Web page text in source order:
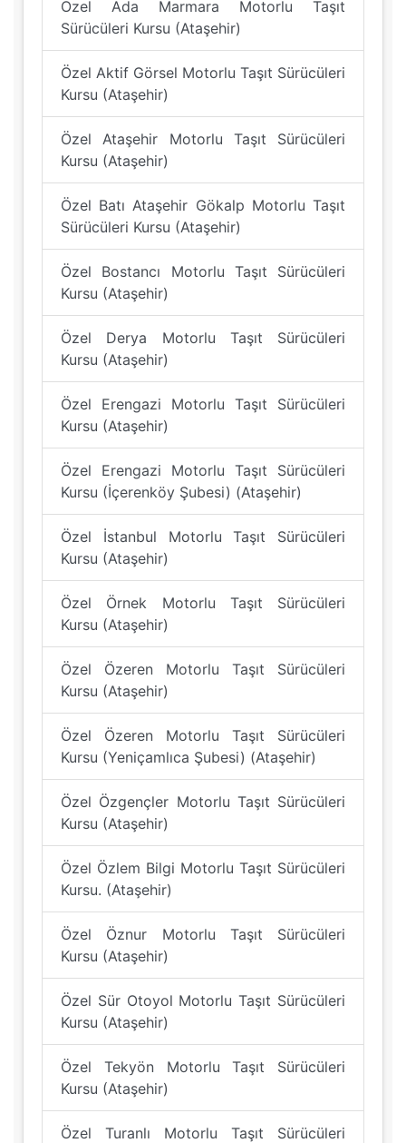
Özel Ada Marmara Motorlu Taşıt
Sürücüleri Kursu (Ataşehir)
Özel Aktif Görsel Motorlu Taşıt Sürücüleri
Kursu (Ataşehir)
Özel Ataşehir Motorlu Taşıt Sürücüleri
Kursu (Ataşehir)
Özel Batı Ataşehir Gökalp Motorlu Taşıt
Sürücüleri Kursu (Ataşehir)
Özel Bostancı Motorlu Taşıt Sürücüleri
Kursu (Ataşehir)
Özel Derya Motorlu Taşıt Sürücüleri
Kursu (Ataşehir)
Özel Erengazi Motorlu Taşıt Sürücüleri
Kursu (Ataşehir)
Özel Erengazi Motorlu Taşıt Sürücüleri
Kursu (İçerenköy Şubesi) (Ataşehir)
Özel İstanbul Motorlu Taşıt Sürücüleri
Kursu (Ataşehir)
Özel Örnek Motorlu Taşıt Sürücüleri
Kursu (Ataşehir)
Özel Özeren Motorlu Taşıt Sürücüleri
Kursu (Ataşehir)
Özel Özeren Motorlu Taşıt Sürücüleri
Kursu (Yeniçamlıca Şubesi) (Ataşehir)
Özel Özgençler Motorlu Taşıt Sürücüleri
Kursu (Ataşehir)
Özel Özlem Bilgi Motorlu Taşıt Sürücüleri
Kursu. (Ataşehir)
Özel Öznur Motorlu Taşıt Sürücüleri
Kursu (Ataşehir)
Özel Sür Otoyol Motorlu Taşıt Sürücüleri
Kursu (Ataşehir)
Özel Tekyön Motorlu Taşıt Sürücüleri
Kursu (Ataşehir)
Özel Turanlı Motorlu Taşıt Sürücüleri